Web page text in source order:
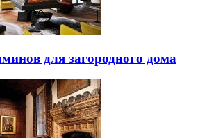
для загородного дома